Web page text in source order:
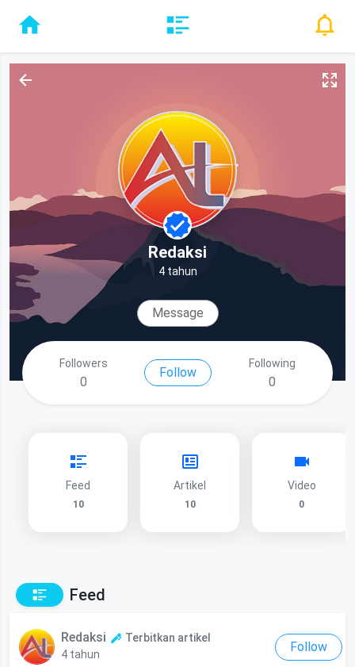
Redaksi
4 tahun
Message
Followers
0
Follow
Following
0
Feed
10
Artikel
10
Video
0
Feed
Redaksi
Terbitkan artikel
4 tahun
Follow